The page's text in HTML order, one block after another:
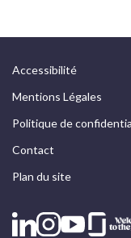
Accessibilité
Mentions Légales
Politique de
Contact
Plan du site